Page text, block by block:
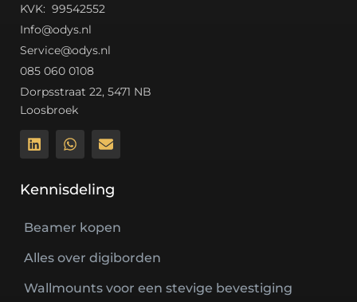
KVK: 99542552
Info@odys.nl
Service@odys.nl
085 060 0108
Dorpsstraat 22, 5471 NB
Loosbroek
Kennisdeling
Beamer kopen
Alles over digiborden
Wallmounts voor een stevige bevestiging